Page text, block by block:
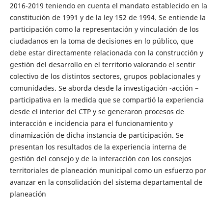
2016-2019 teniendo en cuenta el mandato establecido en la
constitución de 1991 y de la ley 152 de 1994. Se entiende la
participación como la representación y vinculación de los
ciudadanos en la toma de decisiones en lo público, que
debe estar directamente relacionada con la construcción y
gestión del desarrollo en el territorio valorando el sentir
colectivo de los distintos sectores, grupos poblacionales y
comunidades. Se aborda desde la investigación -acción –
participativa en la medida que se compartió la experiencia
desde el interior del CTP y se generaron procesos de
interacción e incidencia para el funcionamiento y
dinamización de dicha instancia de participación. Se
presentan los resultados de la experiencia interna de
gestión del consejo y de la interacción con los consejos
territoriales de planeación municipal como un esfuerzo por
avanzar en la consolidación del sistema departamental de
planeación